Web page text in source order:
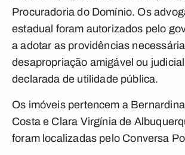
Procuradoria do Domínio. Os
estadual foram autorizados pelo
a adotar as providências
desapropriação amigável ou
declarada de utilidade pública.
Os imóveis pertencem a
Costa e Clara Virgínia de
foram localizadas pelo Conversa